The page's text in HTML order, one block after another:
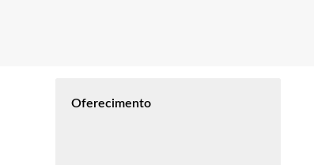
Oferecimento